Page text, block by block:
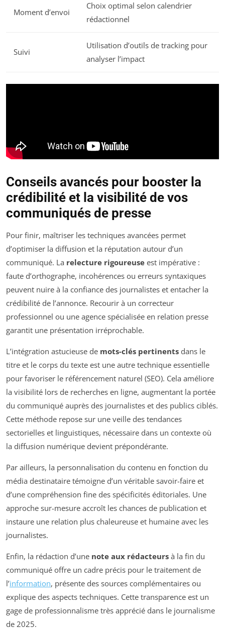
Moment d’envoi
Choix optimal selon calendrier
rédactionnel
Suivi
Utilisation d’outils de tracking pour
analyser l’impact
Conseils avancés pour booster la
crédibilité et la visibilité de vos
communiqués de presse
Pour finir, maîtriser les techniques avancées permet
d’optimiser la diffusion et la réputation autour d’un
communiqué. La relecture rigoureuse est impérative :
faute d’orthographe, incohérences ou erreurs syntaxiques
peuvent nuire à la confiance des journalistes et entacher la
crédibilité de l’annonce. Recourir à un correcteur
professionnel ou une agence spécialisée en relation presse
garantit une présentation irréprochable.
L’intégration astucieuse de mots-clés pertinents dans le
titre et le corps du texte est une autre technique essentielle
pour favoriser le référencement naturel (SEO). Cela améliore
la visibilité lors de recherches en ligne, augmentant la portée
du communiqué auprès des journalistes et des publics ciblés.
Cette méthode repose sur une veille des tendances
sectorielles et linguistiques, nécessaire dans un contexte où
la diffusion numérique devient prépondérante.
Par ailleurs, la personnalisation du contenu en fonction du
média destinataire témoigne d’un véritable savoir-faire et
d’une compréhension fine des spécificités éditoriales. Une
approche sur-mesure accroît les chances de publication et
instaure une relation plus chaleureuse et humaine avec les
journalistes.
Enfin, la rédaction d’une note aux rédacteurs à la fin du
communiqué offre un cadre précis pour le traitement de
l’information, présente des sources complémentaires ou
explique des aspects techniques. Cette transparence est un
gage de professionnalisme très apprécié dans le journalisme
de 2025.